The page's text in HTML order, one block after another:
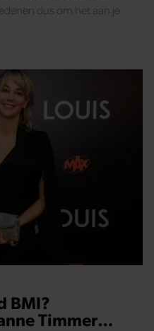
dus om het aan je
BMI?
Timmer